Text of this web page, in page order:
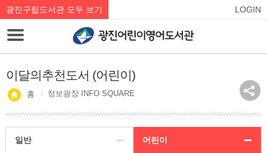
광진구립도서관 모두 보기 LOGIN
이달의추천도서 (어린이)
홈 정보광장 INFO SQUARE
일반 어린이